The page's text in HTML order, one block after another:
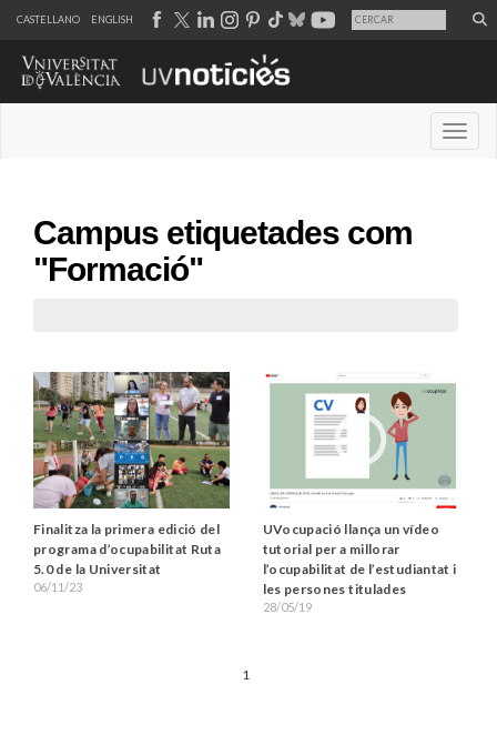
CASTELLANO ENGLISH
Campus etiquetades com
"Formació"
Finalitza la primera edició del
programa d’ocupabilitat Ruta
5.0 de la Universitat
06/11/23
UVocupació llança un vídeo
tutorial per a millorar
l’ocupabilitat de l’estudiantat i
les persones titulades
28/05/19
1